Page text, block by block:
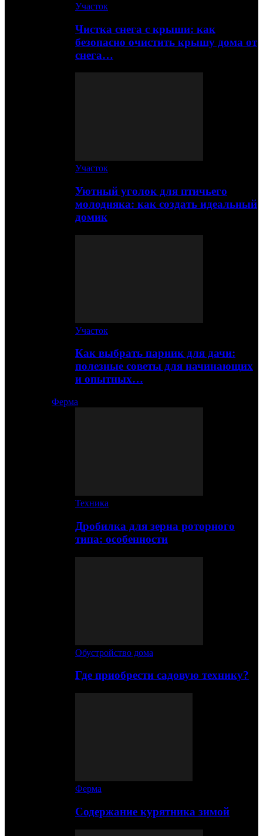
Участок
Чистка снега с крыши: как
безопасно очистить крышу дома от
снега…
Участок
Уютный уголок для птичьего
молодняка: как создать идеальный
домик
Участок
Как выбрать парник для дачи:
полезные советы для начинающих
и опытных…
Ферма
Техника
Дробилка для зерна роторного
типа: особенности
Обустройство дома
Где приобрести садовую технику?
Ферма
Содержание курятника зимой